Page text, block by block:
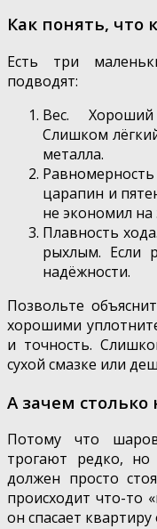
Как понять, что
Есть три
подводят:
Вес.
Слишком
металла.
царапин и
не экономил
Плавность
рыхлым. Если
надёжности.
Позвольте
хорошими
и точность.
сухой смазке или
А зачем столько
Потому что
трогают редко,
должен просто
происходит что-то
он спасает